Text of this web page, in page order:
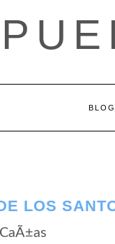
BLOG
LOS